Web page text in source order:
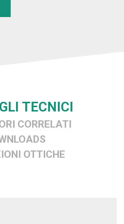
TECNICI
CORRELATI
OTTICHE